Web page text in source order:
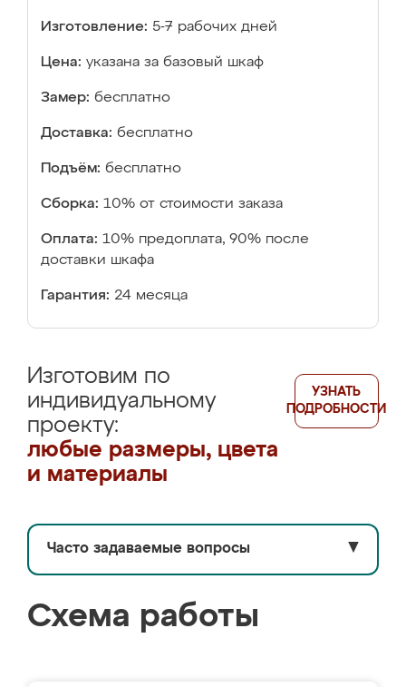
Изготовление: 5-7 рабочих дней
Цена: указана за базовый шкаф
Замер: бесплатно
Доставка: бесплатно
Подъём: бесплатно
Сборка: 10% от стоимости заказа
Оплата: 10% предоплата, 90% после
доставки шкафа
Гарантия: 24 месяца
Изготовим по
индивидуальному
проекту:
любые размеры, цвета
и материалы
УЗНАТЬ
ПОДРОБНОСТИ
Часто задаваемые вопросы ▼
Схема работы